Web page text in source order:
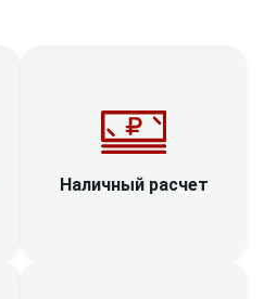
Наличный расчет